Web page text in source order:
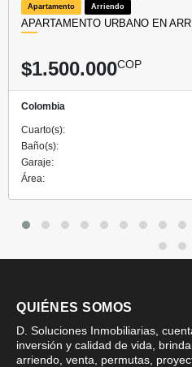
Apartamento Arriendo
APARTAMENTO URBANO EN
$1.500.000COP
Colombia
Cuarto(s):
Baño(s):
Garaje:
Área:
QUIÉNES SOMOS
D. Soluciones Inmobiliarias,
inversión y calidad de vida,
arriendo, venta, permutas,